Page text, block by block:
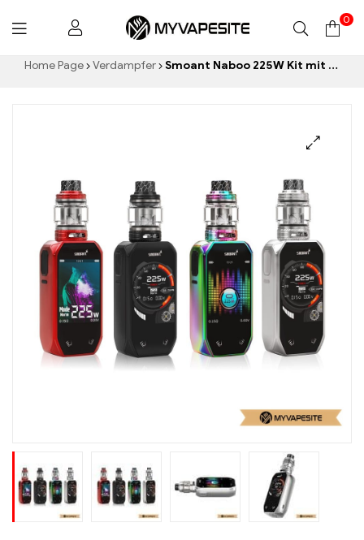
Myvapesite.de
0
Home Page Verdampfer Smoant Naboo 225W Kit mit 4ml Naboo Sub Ohm Tank E-Zigaretten Großhandel丨Custom